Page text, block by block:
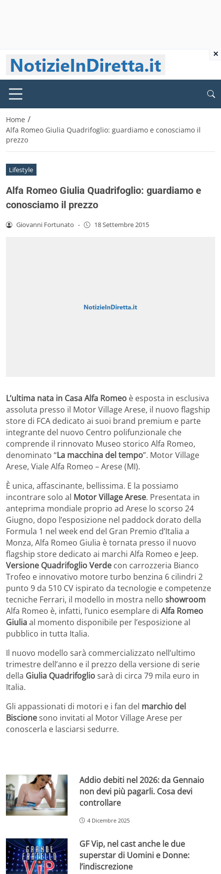
Home /
Alfa Romeo Giulia Quadrifoglio: guardiamo e conosciamo il
prezzo
Lifestyle
Alfa Romeo Giulia Quadrifoglio: guardiamo e
conosciamo il prezzo
Giovanni Fortunato - 18 Settembre 2015
L’ultima nata in Casa Alfa Romeo è esposta in esclusiva
assoluta presso il Motor Village Arese, il nuovo flagship
store di FCA dedicato ai suoi brand premium e parte
integrante del nuovo Centro polifunzionale che
comprende il rinnovato Museo storico Alfa Romeo,
denominato “La macchina del tempo”. Motor Village
Arese, Viale Alfa Romeo – Arese (MI).
È unica, affascinante, bellissima. E la possiamo
incontrare solo al Motor Village Arese. Presentata in
anteprima mondiale proprio ad Arese lo scorso 24
Giugno, dopo l’esposizione nel paddock dorato della
Formula 1 nel week end del Gran Premio d’Italia a
Monza, Alfa Romeo Giulia è tornata presso il nuovo
flagship store dedicato ai marchi Alfa Romeo e Jeep.
Versione Quadrifoglio Verde con carrozzeria Bianco
Trofeo e innovativo motore turbo benzina 6 cilindri 2
punto 9 da 510 CV ispirato da tecnologie e competenze
tecniche Ferrari, il modello in mostra nello showroom
Alfa Romeo è, infatti, l’unico esemplare di Alfa Romeo
Giuliaal momento disponibile per l’esposizione al
pubblico in tutta Italia.
Il nuovo modello sarà commercializzato nell’ultimo
trimestre dell’anno e il prezzo della versione di serie
della Giulia Quadrifogliosarà di circa 79 mila euro in
Italia.
Gli appassionati di motori e i fan del marchio del
Biscionesono invitati al Motor Village Arese per
conoscerla e lasciarsi sedurre.
Addio debiti nel 2026: da Gennaio
non devi più pagarli. Cosa devi
controllare
4 Dicembre 2025
GF Vip, nel cast anche le due
superstar di Uomini e Donne:
l’indiscrezione
×